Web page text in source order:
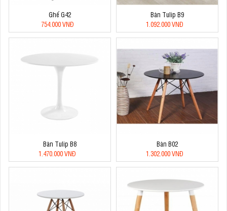
Ghế G42
754.000 VNĐ
Bàn Tulip B9
1.092.000 VNĐ
Bàn Tulip B8
1.470.000 VNĐ
Bàn B02
1.302.000 VNĐ